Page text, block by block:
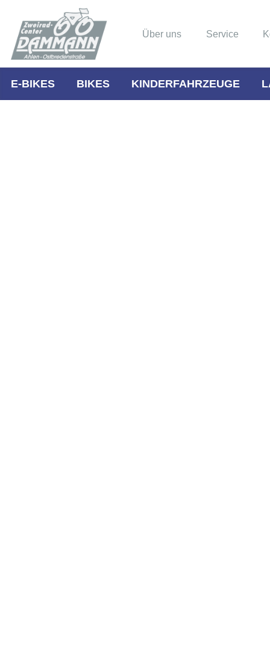
Über uns Service
E-BIKES BIKES KINDERFAHRZEUGE